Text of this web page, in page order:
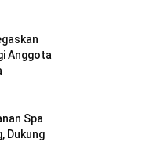
Anggota
Spa
Dukung